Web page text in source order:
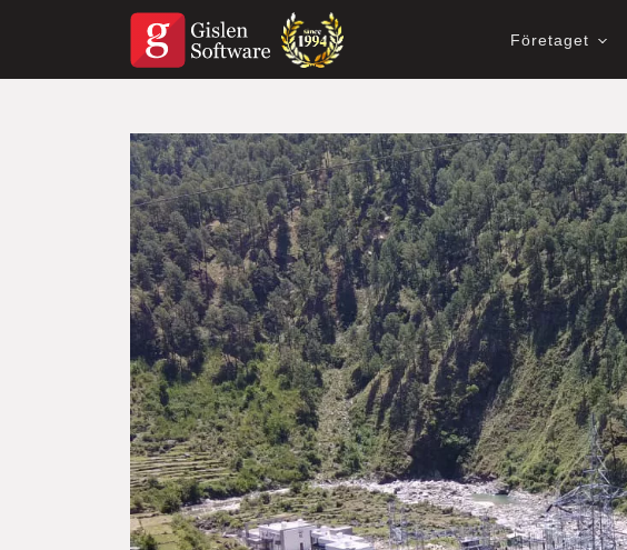
Företaget